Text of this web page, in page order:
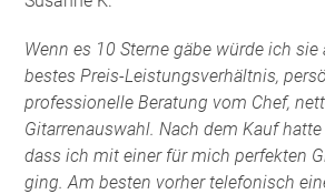
Wenn es 10 Sterne gäbe würde ich sie
bestes Preis-Leistungsverhältnis,
professionelle Beratung vom Chef,
Gitarrenauswahl. Nach dem Kauf
dass ich mit einer für mich perfekten
ging. Am besten vorher telefonisch